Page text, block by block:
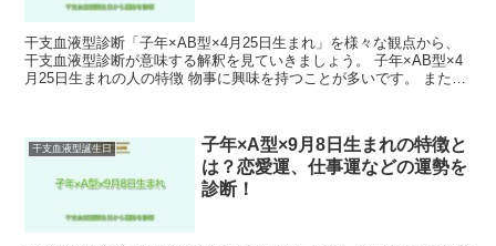
干支血液型診断「子年×AB型×4月25日生まれ」を様々な観点から、
干支血液型診断が意味する解釈を見ていきましょう。 子年×AB型×4
月25日生まれの人の特徴 物事に興味を持つことが多いです。 また、
干支血液型誕生日
子年×A型×9月8日生まれの特徴と
は？恋愛運、仕事運などの運勢を
診断！